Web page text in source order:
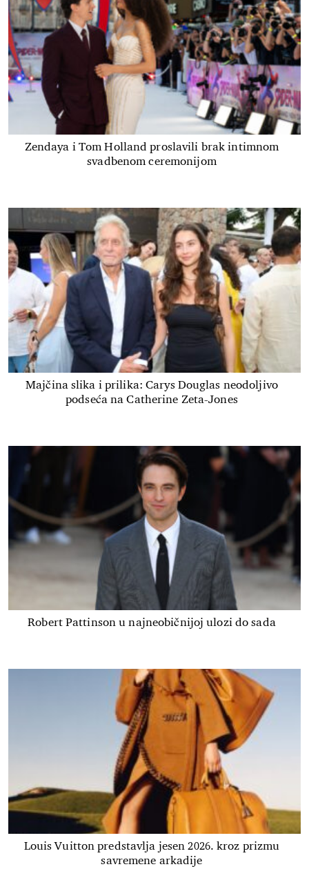
Zendaya i Tom Holland proslavili brak intimnom
svadbenom ceremonijom
Majčina slika i prilika: Carys Douglas neodoljivo
podseća na Catherine Zeta-Jones
Robert Pattinson u najneobičnijoj ulozi do sada
Louis Vuitton predstavlja jesen 2026. kroz prizmu
savremene arkadije